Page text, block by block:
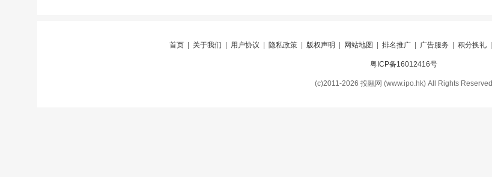
首页 关于我们 用户协议 隐私政策 版权声明 网站地图 排名推广 广告服务 积分换礼
粤ICP备16012416号
(c)2011-2026 投融网 (www.ipo.hk) All Rights Reserved